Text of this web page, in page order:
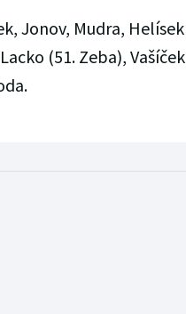
Jonov, Mudra,
(51. Zeba),